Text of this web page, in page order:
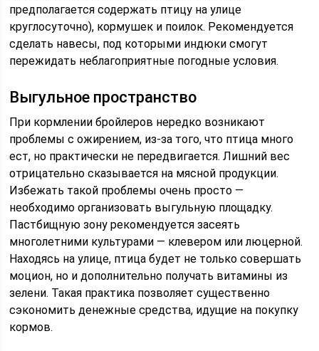
предполагается содержать птицу на улице
круглосуточно), кормушек и поилок. Рекомендуется
сделать навесы, под которыми индюки смогут
пережидать неблагоприятные погодные условия.
Выгульное пространство
При кормлении бройлеров нередко возникают
проблемы с ожирением, из-за того, что птица много
ест, но практически не передвигается. Лишний вес
отрицательно сказывается на мясной продукции.
Избежать такой проблемы очень просто —
необходимо организовать выгульную площадку.
Пастбищную зону рекомендуется засеять
многолетними культурами — клевером или люцерной.
Находясь на улице, птица будет не только совершать
моцион, но и дополнительно получать витамины из
зелени. Такая практика позволяет существенно
сэкономить денежные средства, идущие на покупку
кормов.